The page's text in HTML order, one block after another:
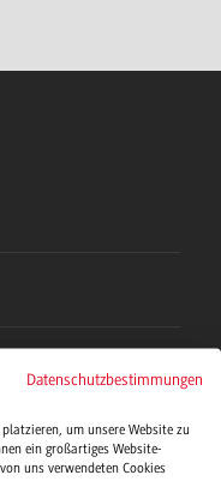
Datenschutzbestimmungen
um unsere Website zu
ein großartiges Website-
uns verwendeten Cookies